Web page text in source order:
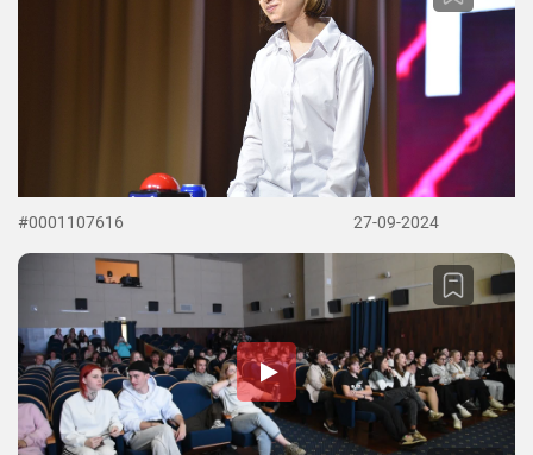
#0001107616 27-09-2024